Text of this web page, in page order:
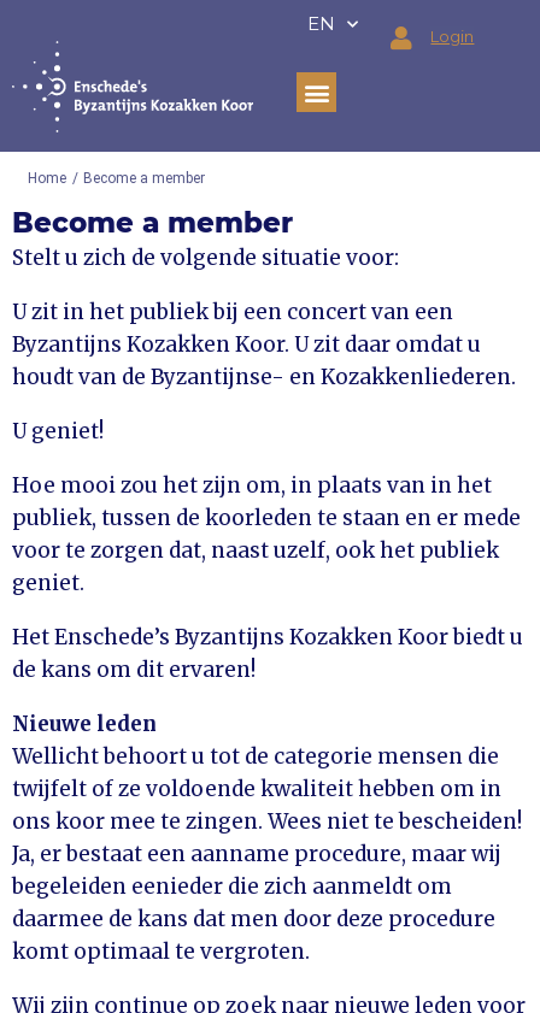
de
inhoud
EN
Login
Home / Become a member
Become a member
Stelt u zich de volgende situatie voor:
U zit in het publiek bij een concert van een
Byzantijns Kozakken Koor. U zit daar omdat u
houdt van de Byzantijnse- en Kozakkenliederen.
U geniet!
Hoe mooi zou het zijn om, in plaats van in het
publiek, tussen de koorleden te staan en er mede
voor te zorgen dat, naast uzelf, ook het publiek
geniet.
Het Enschede’s Byzantijns Kozakken Koor biedt u
de kans om dit ervaren!
Nieuwe leden
Wellicht behoort u tot de categorie mensen die
twijfelt of ze voldoende kwaliteit hebben om in
ons koor mee te zingen. Wees niet te bescheiden!
Ja, er bestaat een aanname procedure, maar wij
begeleiden eenieder die zich aanmeldt om
daarmee de kans dat men door deze procedure
komt optimaal te vergroten.
Wij zijn continue op zoek naar nieuwe leden voor